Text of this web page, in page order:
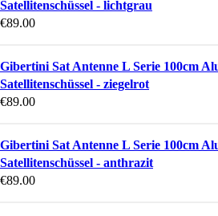
Satellitenschüssel - lichtgrau
€89.00
Gibertini Sat Antenne L Serie 100cm
Satellitenschüssel - ziegelrot
€89.00
Gibertini Sat Antenne L Serie 100cm
Satellitenschüssel - anthrazit
€89.00